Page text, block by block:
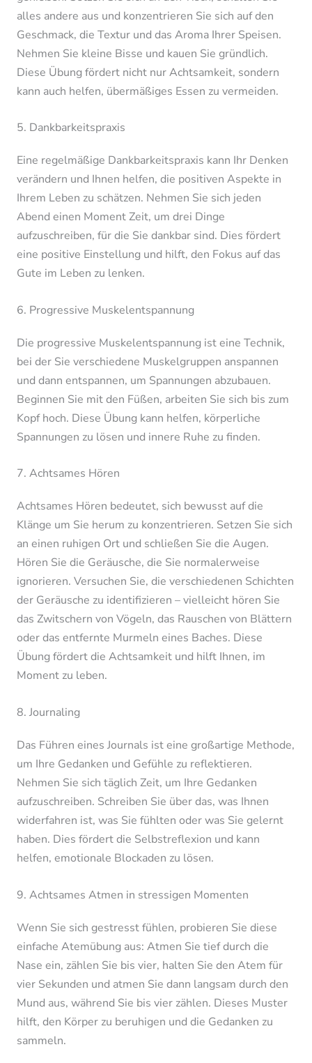
alles andere aus und konzentrieren Sie sich auf den
Geschmack, die Textur und das Aroma Ihrer Speisen.
Nehmen Sie kleine Bisse und kauen Sie gründlich.
Diese Übung fördert nicht nur Achtsamkeit, sondern
kann auch helfen, übermäßiges Essen zu vermeiden.
5. Dankbarkeitspraxis
Eine regelmäßige Dankbarkeitspraxis kann Ihr Denken
verändern und Ihnen helfen, die positiven Aspekte in
Ihrem Leben zu schätzen. Nehmen Sie sich jeden
Abend einen Moment Zeit, um drei Dinge
aufzuschreiben, für die Sie dankbar sind. Dies fördert
eine positive Einstellung und hilft, den Fokus auf das
Gute im Leben zu lenken.
6. Progressive Muskelentspannung
Die progressive Muskelentspannung ist eine Technik,
bei der Sie verschiedene Muskelgruppen anspannen
und dann entspannen, um Spannungen abzubauen.
Beginnen Sie mit den Füßen, arbeiten Sie sich bis zum
Kopf hoch. Diese Übung kann helfen, körperliche
Spannungen zu lösen und innere Ruhe zu finden.
7. Achtsames Hören
Achtsames Hören bedeutet, sich bewusst auf die
Klänge um Sie herum zu konzentrieren. Setzen Sie sich
an einen ruhigen Ort und schließen Sie die Augen.
Hören Sie die Geräusche, die Sie normalerweise
ignorieren. Versuchen Sie, die verschiedenen Schichten
der Geräusche zu identifizieren – vielleicht hören Sie
das Zwitschern von Vögeln, das Rauschen von Blättern
oder das entfernte Murmeln eines Baches. Diese
Übung fördert die Achtsamkeit und hilft Ihnen, im
Moment zu leben.
8. Journaling
Das Führen eines Journals ist eine großartige Methode,
um Ihre Gedanken und Gefühle zu reflektieren.
Nehmen Sie sich täglich Zeit, um Ihre Gedanken
aufzuschreiben. Schreiben Sie über das, was Ihnen
widerfahren ist, was Sie fühlten oder was Sie gelernt
haben. Dies fördert die Selbstreflexion und kann
helfen, emotionale Blockaden zu lösen.
9. Achtsames Atmen in stressigen Momenten
Wenn Sie sich gestresst fühlen, probieren Sie diese
einfache Atemübung aus: Atmen Sie tief durch die
Nase ein, zählen Sie bis vier, halten Sie den Atem für
vier Sekunden und atmen Sie dann langsam durch den
Mund aus, während Sie bis vier zählen. Dieses Muster
hilft, den Körper zu beruhigen und die Gedanken zu
sammeln.